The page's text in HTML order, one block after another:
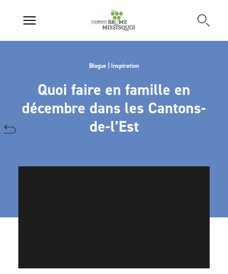
Blogue | Inspiration
Quoi faire en famille en
décembre dans les Cantons-
de-l’Est